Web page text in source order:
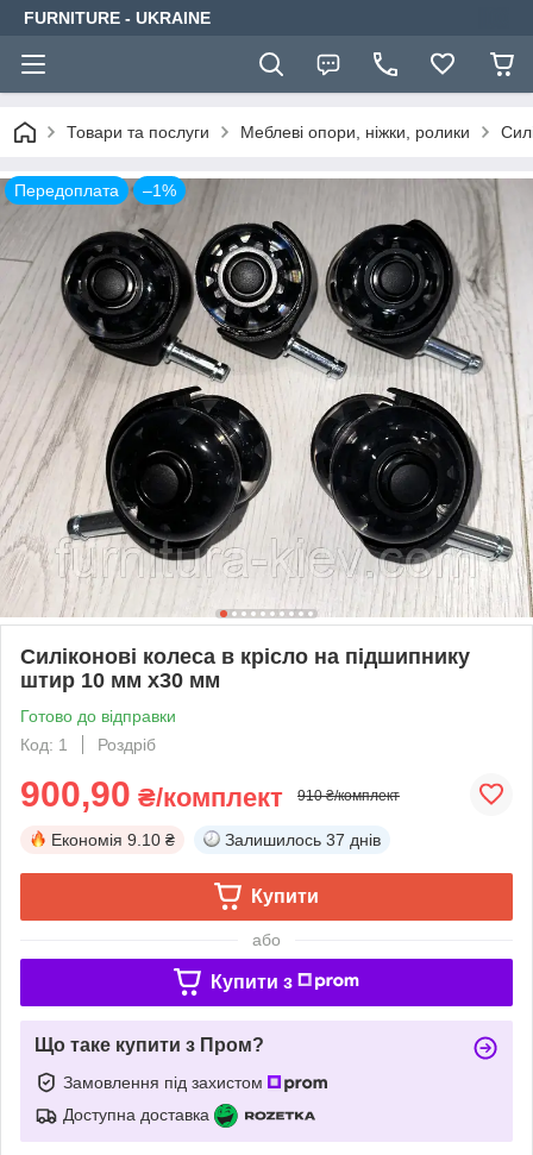
FURNITURE - UKRAINE
Товари та послуги Меблеві опори, ніжки, ролики
Передоплата –1%
Силіконові колеса в крісло на підшипнику
штир 10 мм х30 мм
Готово до відправки
Код: 1
Роздріб
900,90 ₴/комплект 910 ₴/комплект
Економія 9.10 ₴ Залишилось 37 днів
Купити
або
Купити з
Що таке купити з Пром?
Замовлення під захистом
Доступна доставка